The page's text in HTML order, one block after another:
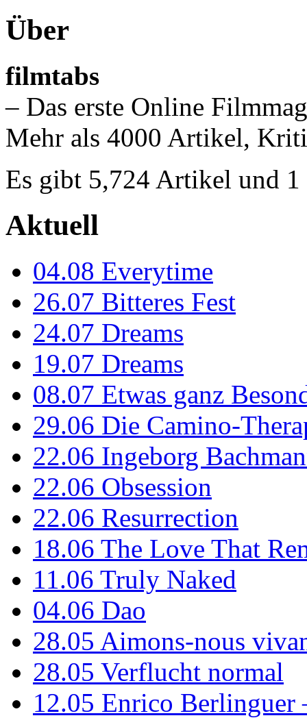
Über
filmtabs
– Das erste Online
Mehr als 4000 Artikel,
Es gibt 5,724 Artikel und 1
Aktuell
04.08 Everytime
26.07 Bitteres Fest
24.07 Dreams
19.07 Dreams
08.07 Etwas ganz
29.06 Die Camino-
22.06 Ingeborg
22.06 Obsession
22.06 Resurrection
18.06 The Love That
11.06 Truly Naked
04.06 Dao
28.05 Aimons-nous
28.05 Verflucht normal
12.05 Enrico Berlinguer